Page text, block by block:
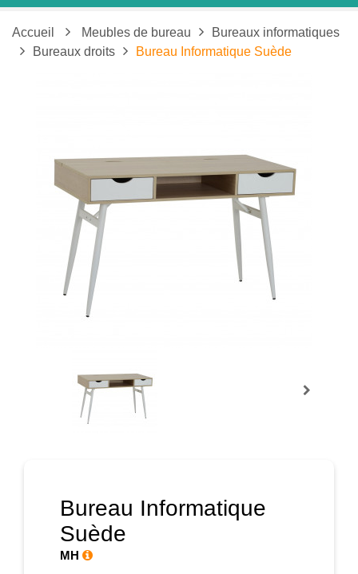
Accueil Meubles de bureau
Bureaux informatiques
Bureaux droits
Bureau Informatique Suède
Bureau Informatique
Suède
MH